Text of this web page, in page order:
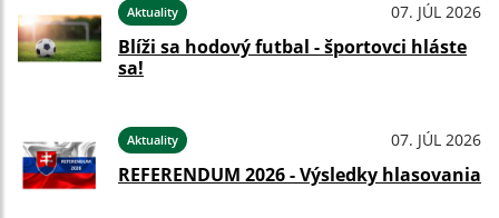
Aktuality 07. JÚL 2026
Blíži sa hodový futbal - športovci hláste
sa!
Aktuality 07. JÚL 2026
REFERENDUM 2026 - Výsledky hlasovania